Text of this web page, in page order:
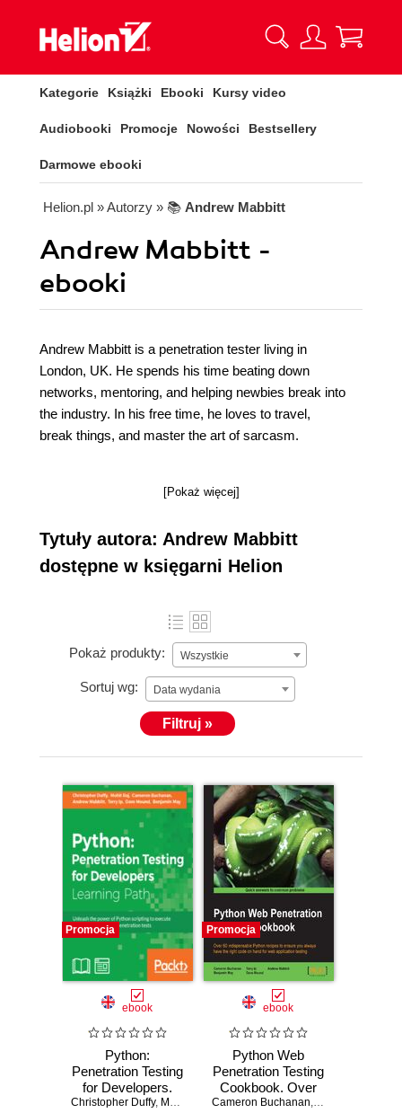
Kategorie Książki Ebooki Kursy video
Audiobooki Promocje Nowości Bestsellery
Darmowe ebooki
Helion.pl » Autorzy » 📚 Andrew Mabbitt
Andrew Mabbitt -
ebooki
Andrew Mabbitt is a penetration tester living in
London, UK. He spends his time beating down
networks, mentoring, and helping newbies break into
the industry. In his free time, he loves to travel,
break things, and master the art of sarcasm.
[Pokaż więcej]
Tytuły autora: Andrew Mabbitt
dostępne w księgarni Helion
Pokaż produkty: Wszystkie
Sortuj wg: Data wydania
Filtruj »
Promocja
ebook
Python:
Penetration Testing
for Developers.
Execute effective
Christopher Duffy, Mohit Raj ,Cameron Buchanan,Andrew Mabbitt
Promocja
ebook
Python Web
Penetration Testing
Cookbook. Over
60 indispensable
Cameron Buchanan, Terry Ip